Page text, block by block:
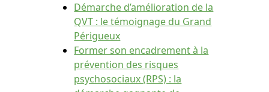
Démarche d’amélioration de la
QVT : le témoignage du Grand
Périgueux
Former son encadrement à la
prévention des risques
psychosociaux (RPS) : la